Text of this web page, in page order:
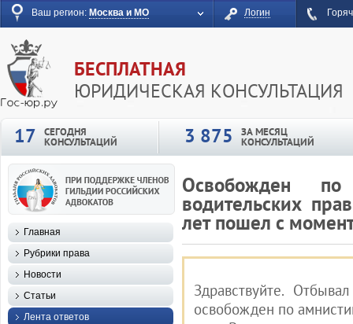
Ваш регион: Москва и МО Логин
БЕСПЛАТНАЯ
ЮРИДИЧЕСКАЯ КОНСУЛЬТАЦИЯ
17
СЕГОДНЯ
КОНСУЛЬТАЦИЙ 3 875 ЗА МЕСЯЦ
КОНСУЛЬТАЦИЙ
Освобожден
водительских
лет пошел с
Здравствуйте.
освобожден по
Главная
Рубрики права
Новости
Статьи
Лента ответов